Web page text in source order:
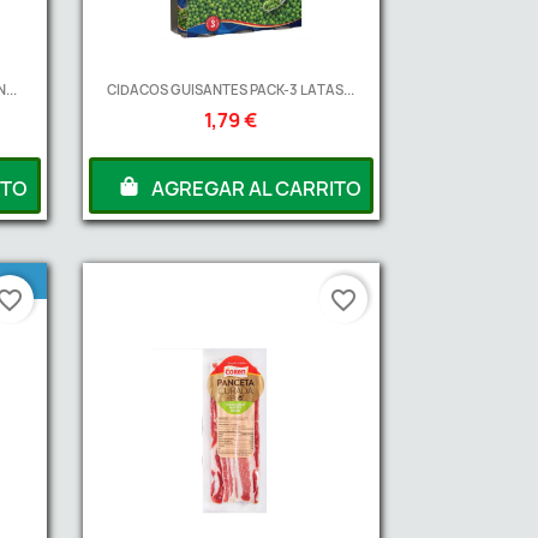
CIDACOS GUISANTES PACK-3 LATAS...
1,79 €
AGREGAR AL CARRITO
favorite_border